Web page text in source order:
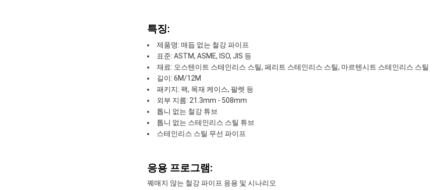
특징:
제품명: 매듭 없는 철강 파이프
표준: ASTM, ASME, ISO, JIS 등
재료: 오스텐이트 스테인리스 스틸, 페리트 스테인리스 스틸, 마르텐시트 스테인리스 스틸
길이: 6M/12M
패키지: 팩, 목재 케이스, 팔렛 등
외부 지름: 21.3mm - 508mm
톱니 없는 철강 튜브
톱니 없는 스테인리스 스틸 튜브
스테인리스 스틸 무선 파이프
응용 프로그램:
꿰매지 않는 철강 파이프 응용 및 시나리오